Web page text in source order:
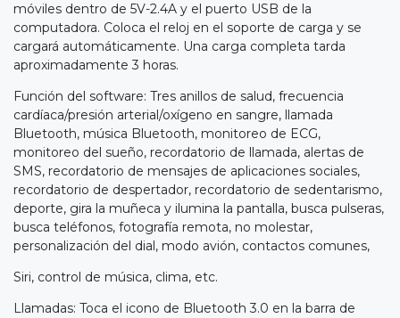
móviles dentro de 5V-2.4A y el puerto USB de la
computadora. Coloca el reloj en el soporte de carga y se
cargará automáticamente. Una carga completa tarda
aproximadamente 3 horas.
Función del software: Tres anillos de salud, frecuencia
cardíaca/presión arterial/oxígeno en sangre, llamada
Bluetooth, música Bluetooth, monitoreo de ECG,
monitoreo del sueño, recordatorio de llamada, alertas de
SMS, recordatorio de mensajes de aplicaciones sociales,
recordatorio de despertador, recordatorio de sedentarismo,
deporte, gira la muñeca y ilumina la pantalla, busca pulseras,
busca teléfonos, fotografía remota, no molestar,
personalización del dial, modo avión, contactos comunes,
Siri, control de música, clima, etc.
Llamadas: Toca el icono de Bluetooth 3.0 en la barra de